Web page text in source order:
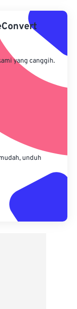
yang canggih.
unduh